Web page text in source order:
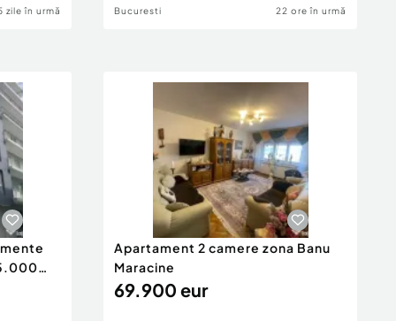
zile în urmă Bucuresti 22 ore în urmă
Apartament 2 camere zona Banu
Maracine
69.900 eur